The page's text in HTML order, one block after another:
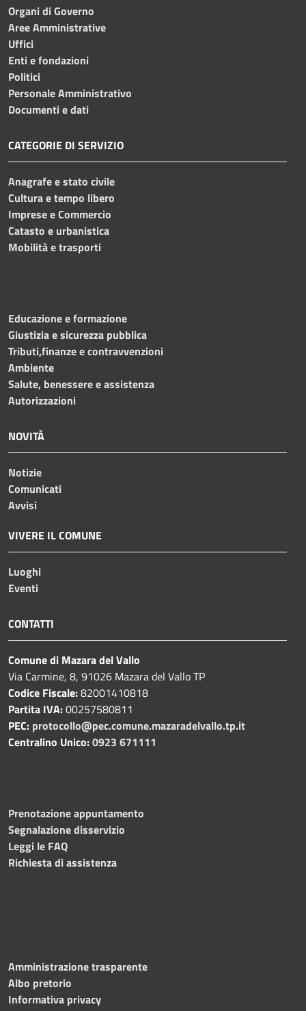
Organi di Governo
Aree Amministrative
Uffici
Enti e fondazioni
Politici
Personale Amministrativo
Documenti e dati
CATEGORIE DI SERVIZIO
Anagrafe e stato civile
Cultura e tempo libero
Imprese e Commercio
Catasto e urbanistica
Mobilità e trasporti
Educazione e formazione
Giustizia e sicurezza pubblica
Tributi,finanze e contravvenzioni
Ambiente
Salute, benessere e assistenza
Autorizzazioni
NOVITÀ
Notizie
Comunicati
Avvisi
VIVERE IL COMUNE
Luoghi
Eventi
CONTATTI
Comune di Mazara del Vallo
Via Carmine, 8, 91026 Mazara del Vallo TP
Codice Fiscale:82001410818
Partita IVA:00257580811
PEC: protocollo@pec.comune.mazaradelvallo.tp.it
Centralino Unico:0923 671111
Prenotazione appuntamento
Segnalazione disservizio
Leggi le FAQ
Richiesta di assistenza
Amministrazione trasparente
Albo pretorio
Informativa privacy